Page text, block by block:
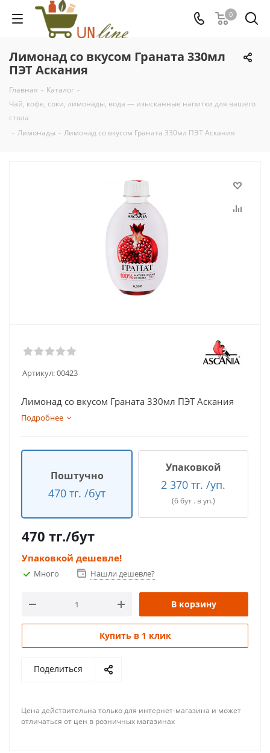
0
Лимонад со вкусом Граната 330мл
ПЭТ Аскания
Главная - Каталог -
Чай, кофе, соки, лимонады, вода — изысканные напитки для вашего
стола
- Лимонады - Лимонад со вкусом Граната 330мл ПЭТ Аскания
Артикул:00423
Лимонад со вкусом Граната 330мл ПЭТ Аскания
Подробнее
Поштучно
470 тг. /бут
Упаковкой
2 370 тг. /уп.
(6 бут . в уп.)
470 тг./бут
Упаковкой дешевле!
Много Нашли дешевле?
В корзину
Купить в 1 клик
Поделиться
Цена действительна только для интернет-магазина и может
отличаться от цен в розничных магазинах